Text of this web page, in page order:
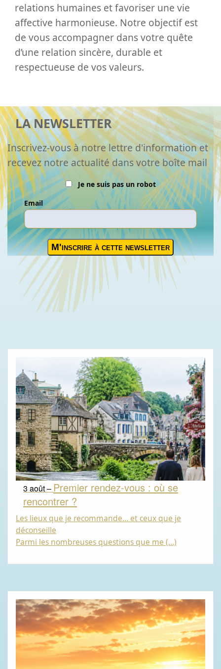
relations humaines et favoriser une vie
affective harmonieuse. Notre objectif est
de vous accompagner dans votre quête
d’une relation sincère, durable et
respectueuse de vos valeurs.
LA NEWSLETTER
Inscrivez-vous à notre lettre d'information et
recevez notre actualité dans votre boîte mail
Je ne suis pas un robot
Email
3 août – Premier rendez-vous : où se
rencontrer ?
Les lieux que je recommande… et ceux que je
déconseille
Parmi les nombreuses questions que me (…)